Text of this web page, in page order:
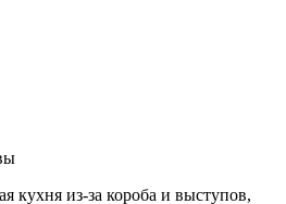
кухня из-за короба и выступов,